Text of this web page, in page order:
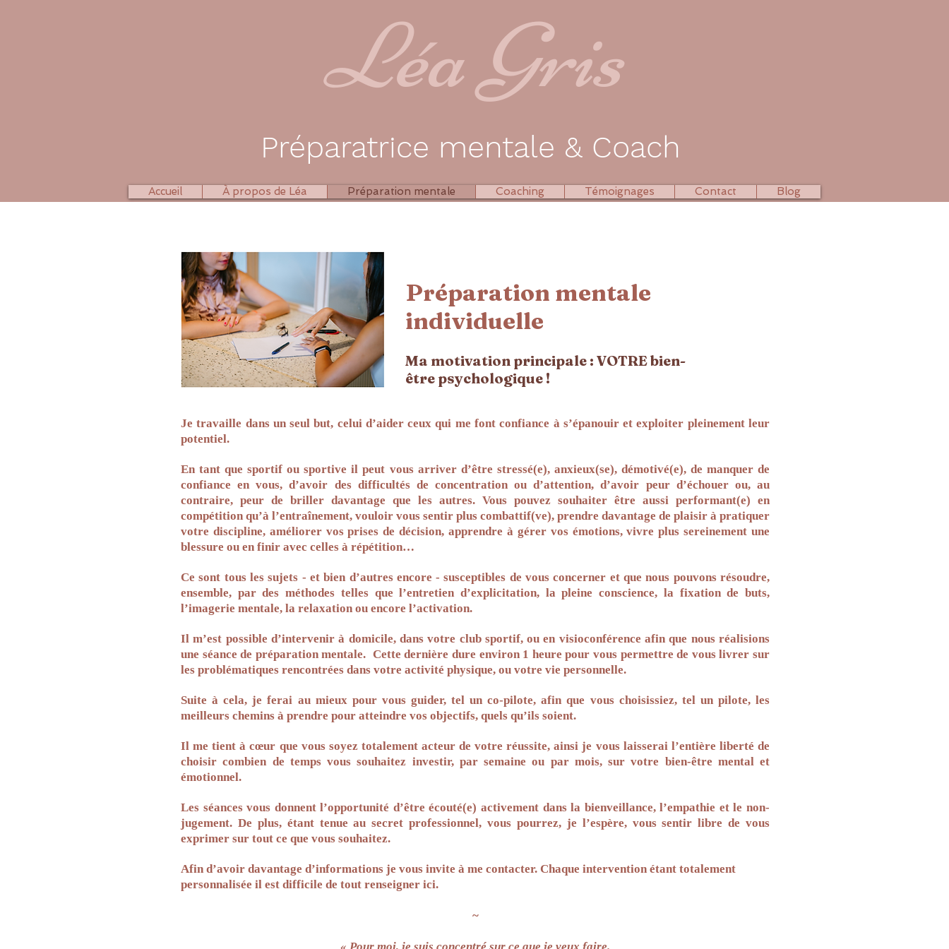
Léa Gris
Préparatrice mentale & Coach
Accueil À propos de Léa Préparation mentale Coaching Témoignages Contact Blog
Préparation mentale
individuelle
Ma motivation principale : VOTRE bien-
être psychologique !
Je travaille dans un seul but, celui d’aider ceux qui me font confiance à s’épanouir et exploiter pleinement leur
potentiel.
En tant que sportif ou sportive il peut vous arriver d’être stressé(e), anxieux(se), démotivé(e), de manquer de
confiance en vous, d’avoir des difficultés de concentration ou d’attention, d’avoir peur d’échouer ou, au
contraire, peur de briller davantage que les autres. Vous pouvez souhaiter être aussi performant(e) en
compétition qu’à l’entraînement, vouloir vous sentir plus combattif(ve), prendre davantage de plaisir à pratiquer
votre discipline, améliorer vos prises de décision, apprendre à gérer vos émotions, vivre plus sereinement une
blessure ou en finir avec celles à répétition…
Ce sont tous les sujets - et bien d’autres encore - susceptibles de vous concerner et que nous pouvons résoudre,
ensemble, par des méthodes telles que l’entretien d’explicitation, la pleine conscience, la fixation de buts,
l’imagerie mentale, la relaxation ou encore l’activation.
Il m’est possible d’intervenir à domicile, dans votre club sportif, ou en visioconférence afin que nous réalisions
une séance de préparation mentale. Cette dernière dure environ 1 heure pour vous permettre de vous livrer sur
les problématiques rencontrées dans votre activité physique, ou votre vie personnelle.
Suite à cela, je ferai au mieux pour vous guider, tel un co-pilote, afin que vous choisissiez, tel un pilote, les
meilleurs chemins à prendre pour atteindre vos objectifs, quels qu’ils soient.
Il me tient à cœur que vous soyez totalement acteur de votre réussite, ainsi je vous laisserai l’entière liberté de
choisir combien de temps vous souhaitez investir, par semaine ou par mois, sur votre bien-être mental et
émotionnel.
Les séances vous donnent l’opportunité d’être écouté(e) activement dans la bienveillance, l’empathie et le non-
jugement. De plus, étant tenue au secret professionnel, vous pourrez, je l’espère, vous sentir libre de vous
exprimer sur tout ce que vous souhaitez.
Afin d’avoir davantage d’informations je vous invite à me contacter. Chaque intervention étant totalement
personnalisée il est difficile de tout renseigner ici.
~